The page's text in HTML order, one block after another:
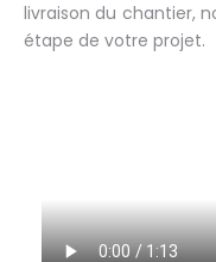
livraison du chantier,
étape de votre projet.